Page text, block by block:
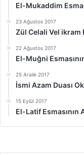
El-Mukaddim
23 Ağustos 2017
Zül Celali Vel ikram
22 Ağustos 2017
El-Muğni
25 Aralık 2017
İsmi Azam Duası
15 Eylül 2017
El-Latif Esmasının